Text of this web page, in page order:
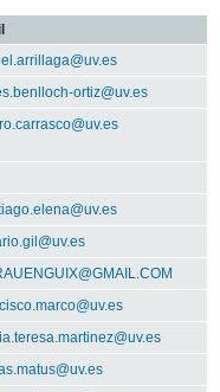
ortiz@uv.es